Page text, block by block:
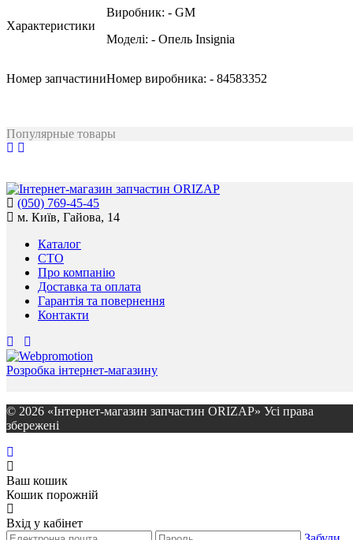
Характеристики
Виробник: - GM
Моделі: - Опель Insignia
Номер запчастиниНомер виробника: - 84583352
Популярные товары
(050) 769-45-45
м. Київ, Гайова, 14
Каталог
СТО
Про компанію
Доставка та оплата
Гарантія та повернення
Контакти
Розробка інтернет-магазину
© 2026 «Інтернет-магазин запчастин ORIZAP» Усі права
збережені
Ваш кошик
Кошик порожній
Вхід у кабінет